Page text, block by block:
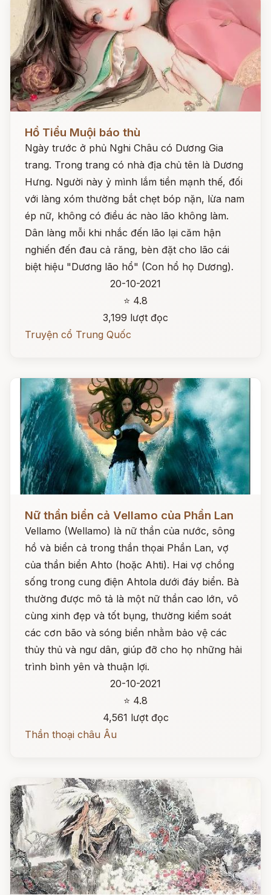
Đọc ngay
Hồ Tiểu Muội báo thù
Ngày trước ở phủ Nghi Châu có Dương Gia
trang. Trong trang có nhà địa chủ tên là Dương
Hưng. Người này ỷ mình lắm tiền mạnh thế, đối
với làng xóm thường bắt chẹt bóp nặn, lừa nam
ép nữ, không có điều ác nào lão không làm.
Dân làng mỗi khi nhắc đến lão lại căm hận
nghiến đến đau cả răng, bèn đặt cho lão cái
biệt hiệu "Dương lão hổ" (Con hổ họ Dương).
20-10-2021
⭐ 4.8
3,199 lượt đọc
Truyện cổ Trung Quốc
Nữ thần biển cả Vellamo của Phần Lan
Vellamo (Wellamo) là nữ thần của nước, sông
hồ và biển cả trong thần thọai Phần Lan, vợ
của thần biển Ahto (hoặc Ahti). Hai vợ chồng
sống trong cung điện Ahtola dưới đáy biển. Bà
thường được mô tả là một nữ thần cao lớn, vô
cùng xinh đẹp và tốt bụng, thường kiểm soát
các cơn bão và sóng biển nhằm bảo vệ các
thủy thủ và ngư dân, giúp đỡ cho họ những hải
trình bình yên và thuận lợi.
20-10-2021
⭐ 4.8
4,561 lượt đọc
Thần thoại châu Âu